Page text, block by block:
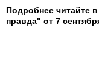
Подробнее читайте
правда" от 7